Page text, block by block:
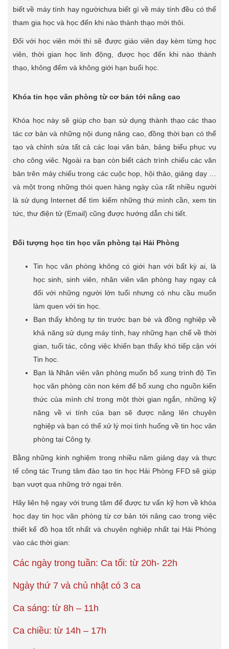
biết về máy tính hay ngườichưa biết gì về máy tính đều có thể
tham gia học và học đến khi nào thành thạo mới thôi.
Đối với học viên mới thì sẽ được giáo viên dạy kèm từng học
viên, thời gian học linh động, được học đến khi nào thành
thạo, không đếm và không giới hạn buổi học.
Khóa tin học văn phòng từ cơ bản tới nâng cao
Khóa học này sẽ giúp cho bạn sử dụng thành thạo các thao
tác cơ bản và những nội dung nâng cao, đồng thời bạn có thể
tạo và chỉnh sửa tất cả các loại văn bản, bảng biểu phục vụ
cho công viêc. Ngoài ra bạn còn biết cách trình chiếu các văn
bản trên máy chiếu trong các cuộc họp, hội thảo, giảng dạy …
và một trong những thói quen hàng ngày của rất nhiều người
là sử dụng Internet để tìm kiếm những thứ mình cần, xem tin
tức, thư điện tử (Email) cũng được hướng dẫn chi tiết.
Đối tượng học tin học văn phòng tại Hải Phòng
Tin học văn phòng không có giới hạn với bất kỳ ai, là
học sinh, sinh viên, nhân viên văn phòng hay ngay cả
đối với những người lớn tuổi nhưng có nhu cầu muốn
làm quen với tin học.
Bạn thấy không tự tin trước bạn bè và đồng nghiệp về
khả năng sử dụng máy tính, hay những hạn chế về thời
gian, tuổi tác, công việc khiến bạn thấy khó tiếp cận với
Tin học.
Bạn là Nhân viên văn phòng muốn bổ xung trình độ Tin
học văn phòng còn non kém để bổ xung cho nguồn kiến
thức của mình chỉ trong một thời gian ngắn, những kỹ
năng về vi tính của bạn sẽ được nâng lên chuyên
nghiệp và bạn có thể xử lý mọi tình huống về tin học văn
phòng tại Công ty.
Bằng những kinh nghiệm trong nhiều năm giảng dạy và thực
tế công tác Trung tâm đào tạo tin học Hải Phòng FFD sẽ giúp
bạn vượt qua những trở ngại trên.
Hãy liên hệ ngay với trung tâm để được tư vấn kỹ hơn về khóa
học dạy tin học văn phòng từ cơ bản tới nâng cao trong việc
thiết kế đồ họa tốt nhất và chuyên nghiệp nhất tại Hải Phòng
vào các thời gian:
Các ngày trong tuần: Ca tối: từ 20h- 22h
Ngày thứ 7 và chủ nhật có 3 ca
Ca sáng: từ 8h – 11h
Ca chiều: từ 14h – 17h